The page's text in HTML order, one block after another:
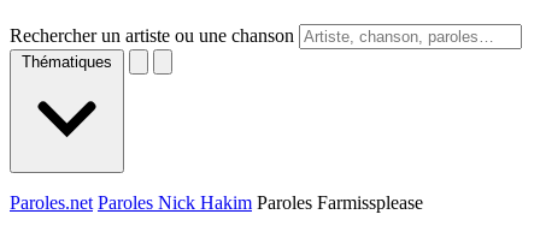
Rechercher un artiste ou une chanson
Thématiques
Paroles.net Paroles Nick Hakim Paroles Farmissplease